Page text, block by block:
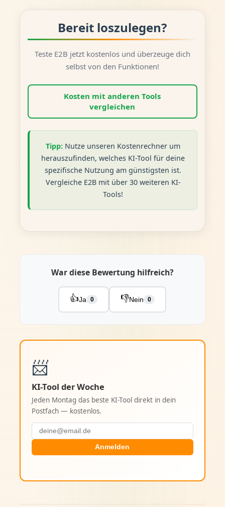
Bereit loszulegen?
Teste E2B jetzt kostenlos und überzeuge dich
selbst von den Funktionen!
Kosten mit anderen Tools
vergleichen
Tipp: Nutze unseren Kostenrechner um
herauszufinden, welches KI-Tool für deine
spezifische Nutzung am günstigsten ist.
Vergleiche E2B mit über 30 weiteren KI-
Tools!
War diese Bewertung hilfreich?
👍Ja 0 👎Nein 0
📨
KI-Tool der Woche
Jeden Montag das beste KI-Tool direkt in dein
Postfach — kostenlos.
Anmelden